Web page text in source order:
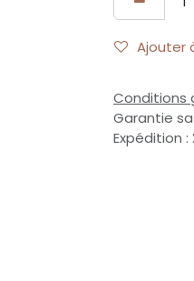
Ajouter
Conditions
Garantie
Expédition